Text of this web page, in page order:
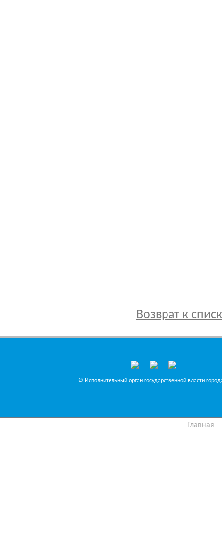
Возврат к
© Исполнительный орган государственной власти
Главная